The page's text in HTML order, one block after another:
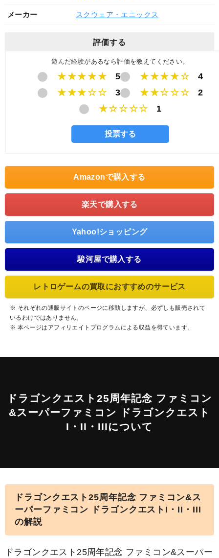
メーカー スクウェア・エニックス
評価する
遊んだ経験があるなら評価を教えてください。
★★★★★ 5 ★★★★☆
4
★★★☆☆
3 ★★☆☆☆
2
★☆☆☆☆
1
Amazonで購入する
楽天で購入する
Yahoo!ショッピング
駿河屋で購入する
レトロゲームの買取におすすめのサービス
※ それぞれの通販サイトのページに移動しますが、必ずしも販売されて
いるわけではありません。
※ 本ページはアフィリエイトプログラムによる収益を得ています。
ドラゴンクエスト25周年記念 ファミコン
&スーパーファミコン ドラゴンクエスト
I・II・IIIについて
ドラゴンクエスト25周年記念 ファミコン&ス
ーパーファミコン ドラゴンクエストI・II・III
の解説
ドラゴンクエスト25周年記念 ファミコン&スーパー